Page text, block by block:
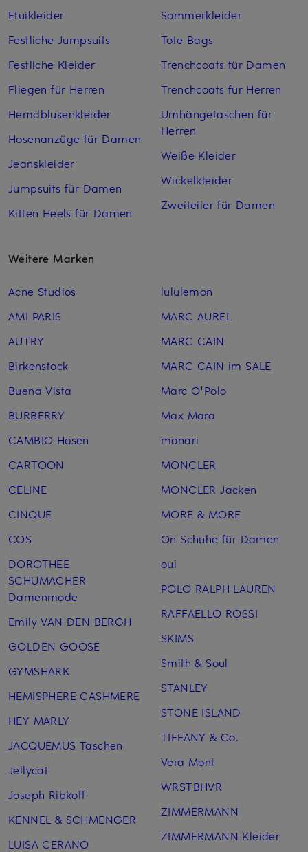
Etuikleider
Festliche Jumpsuits
Festliche Kleider
Fliegen für Herren
Hemdblusenkleider
Hosenanzüge für Damen
Jeanskleider
Jumpsuits für Damen
Kitten Heels für Damen
Sommerkleider
Tote Bags
Trenchcoats für Damen
Trenchcoats für Herren
Umhängetaschen für
Herren
Weiße Kleider
Wickelkleider
Zweiteiler für Damen
Weitere Marken
Acne Studios
AMI PARIS
AUTRY
Birkenstock
Buena Vista
BURBERRY
CAMBIO Hosen
CARTOON
CELINE
CINQUE
COS
DOROTHEE
SCHUMACHER
Damenmode
Emily VAN DEN BERGH
GOLDEN GOOSE
GYMSHARK
HEMISPHERE CASHMERE
HEY MARLY
JACQUEMUS Taschen
Jellycat
Joseph Ribkoff
KENNEL & SCHMENGER
LUISA CERANO
lululemon
MARC AUREL
MARC CAIN
MARC CAIN im SALE
Marc O'Polo
Max Mara
monari
MONCLER
MONCLER Jacken
MORE & MORE
On Schuhe für Damen
oui
POLO RALPH LAUREN
RAFFAELLO ROSSI
SKIMS
Smith & Soul
STANLEY
STONE ISLAND
TIFFANY & Co.
Vera Mont
WRSTBHVR
ZIMMERMANN
ZIMMERMANN Kleider